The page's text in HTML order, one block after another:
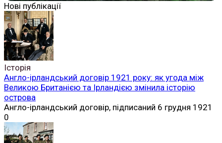
Нові публікації
Історія
Англо-ірландський договір 1921 року: як угода між
Великою Британією та Ірландією змінила історію
острова
Англо-ірландський договір, підписаний 6 грудня 1921
0